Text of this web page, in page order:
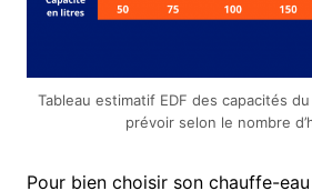
Tableau estimatif EDF des capacités
prévoir selon le nombre
Pour bien choisir son chauffe-